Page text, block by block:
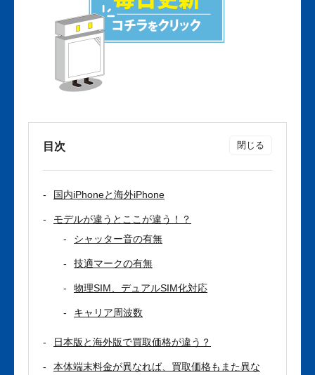
目次
国内iPhoneと海外iPhone
モデルが違うとここが違う！？
シャッター音の有無
技適マークの有無
物理SIM、デュアルSIM化対応
キャリア周波数
日本版と海外版で買取価格が違う？
本体端末料金が異なれば、買取価格もまた異な